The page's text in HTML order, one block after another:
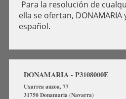
Para la resolución de
ella se ofertan,
español.
DONAMARIA - P3108000E
Uxarrea auzoa, 77
31750 Donamaria (Navarra)